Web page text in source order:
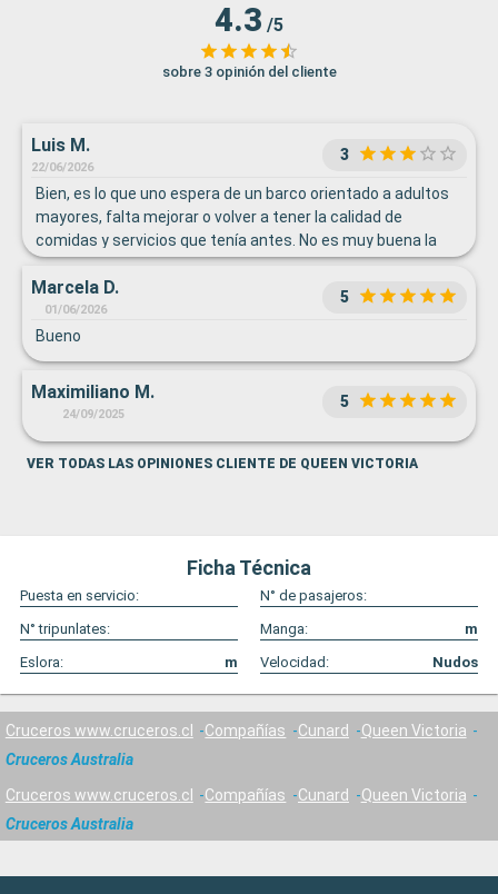
4.3 /5
sobre 3 opinión del cliente
Luis M.
22/06/2026
3
Bien, es lo que uno espera de un barco orientado a adultos
mayores, falta mejorar o volver a tener la calidad de
comidas y servicios que tenía antes. No es muy buena la
calidad o presentación de las comidas de los buffets
Marcela D.
01/06/2026
5
Bueno
Maximiliano M.
24/09/2025
5
VER TODAS LAS OPINIONES CLIENTE DE QUEEN VICTORIA
Ficha Técnica
Puesta en servicio:
N° de pasajeros:
N° tripunlates:
Manga:
m
Eslora:
m Velocidad: Nudos
Cruceros www.cruceros.cl Compañías Cunard
Queen Victoria
Cruceros Australia
Cruceros www.cruceros.cl Compañías Cunard
Queen Victoria
Cruceros Australia